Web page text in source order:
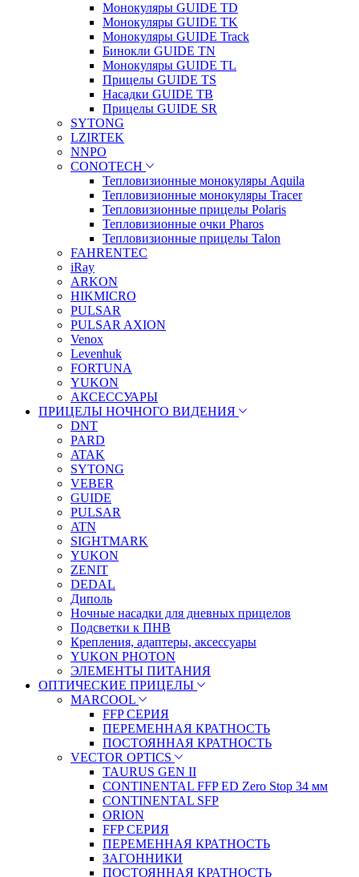
Монокуляры GUIDE TD
Монокуляры GUIDE TK
Монокуляры GUIDE Track
Бинокли GUIDE TN
Монокуляры GUIDE TL
Прицелы GUIDE TS
Насадки GUIDE TB
Прицелы GUIDE SR
SYTONG
LZIRTEK
NNPO
CONOTECH
Тепловизионные монокуляры Aquila
Тепловизионные монокуляры Tracer
Тепловизионные прицелы Polaris
Тепловизионные очки Pharos
Тепловизионные прицелы Talon
FAHRENTEC
iRay
ARKON
HIKMICRO
PULSAR
PULSAR AXION
Venox
Levenhuk
FORTUNA
YUKON
АКСЕССУАРЫ
ПРИЦЕЛЫ НОЧНОГО ВИДЕНИЯ
DNT
PARD
ATAK
SYTONG
VEBER
GUIDE
PULSAR
ATN
SIGHTMARK
YUKON
ZENIT
DEDAL
Диполь
Ночные насадки для дневных прицелов
Подсветки к ПНВ
Крепления, адаптеры, аксессуары
YUKON PHOTON
ЭЛЕМЕНТЫ ПИТАНИЯ
ОПТИЧЕСКИЕ ПРИЦЕЛЫ
MARCOOL
FFP СЕРИЯ
ПЕРЕМЕННАЯ КРАТНОСТЬ
ПОСТОЯННАЯ КРАТНОСТЬ
VECTOR OPTICS
TAURUS GEN II
CONTINENTAL FFP ED Zero Stop 34 мм
CONTINENTAL SFP
ORION
FFP СЕРИЯ
ПЕРЕМЕННАЯ КРАТНОСТЬ
ЗАГОННИКИ
ПОСТОЯННАЯ КРАТНОСТЬ